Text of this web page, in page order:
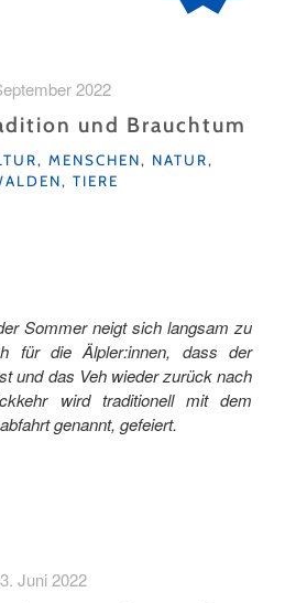
2022
und Brauchtum
, MENSCHEN, NATUR,
, TIERE
Sommer neigt sich langsam zu
für die Älpler:innen, dass der
und das Veh wieder zurück nach
wird traditionell mit dem
genannt, gefeiert.
Juni 2022